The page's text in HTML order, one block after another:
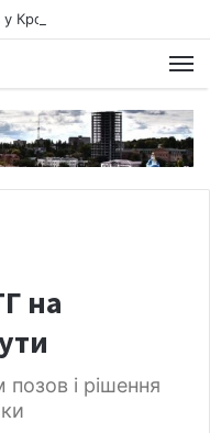
Кропивницькому
на
і рішення